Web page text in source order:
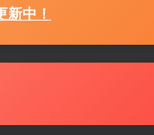
中！